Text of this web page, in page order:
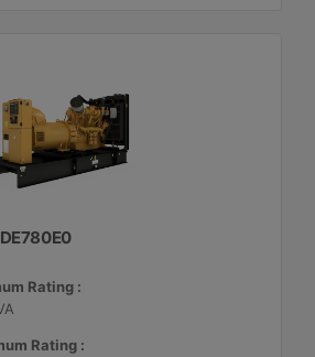
Rating :
Rating :